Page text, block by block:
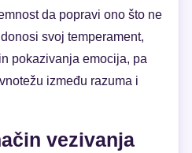
da popravi ono što ne
svoj temperament,
pokazivanja emocija, pa
između razuma i
vezivanja